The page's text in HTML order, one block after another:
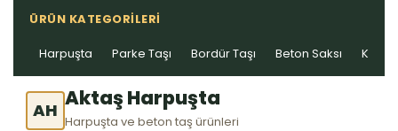
ÜRÜN KATEGORILERI
Harpuşta Parke Taşı Bordür Taşı Beton Saksı Kablo
AH Aktaş Harpuşta
Harpuşta ve beton taş ürünleri